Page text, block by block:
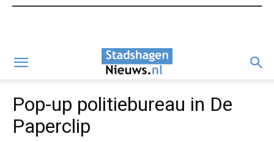
Pop-up politiebureau in De
Paperclip